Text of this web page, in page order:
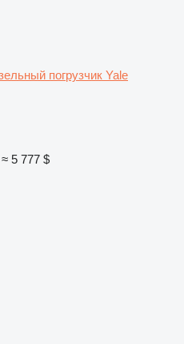
погрузчик Yale
≈ 5 777 $